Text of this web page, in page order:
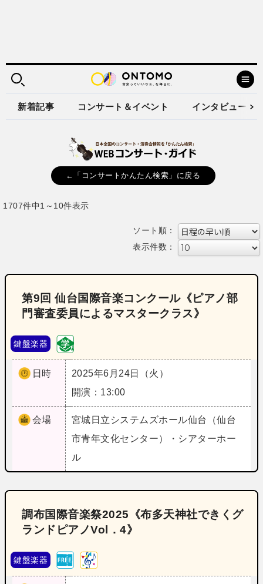
新着記事 コンサート＆イベント インタビュー
←「コンサートかんたん検索」に戻る
1707件中1～10件表示
ソート順：
表示件数：
第9回 仙台国際音楽コンクール《ピアノ部
門審査委員によるマスタークラス》
鍵盤楽器
日時
2025年6月24日（火）
開演：13:00
会場 宮城 日立システムズホール仙台（仙台
市青年文化センター）・シアターホー
ル
調布国際音楽祭2025《布多天神社できくグ
ランドピアノVol．4》
鍵盤楽器